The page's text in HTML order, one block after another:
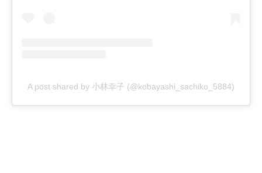
A post shared by 小林幸子 (@kobayashi_sachiko_5884)